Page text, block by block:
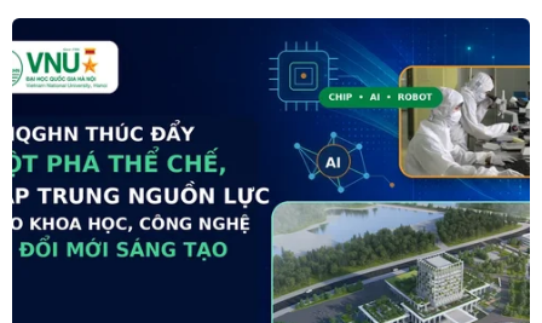
Tình báo Pháp: IS chuẩn bị có "chiến dịch
tấn công khủng bố"
19/05/2016 13:05
Người đứng đầu Cơ quan tình báo nội địa DGSI của
Pháp cảnh báo nhóm khủng bố Nhà nước Hồi giáo (IS)